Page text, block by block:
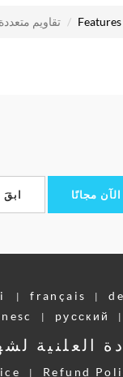
Features تقاويم متعددة
مجانًا
| français |
| pусский |
العلنية
| Refund